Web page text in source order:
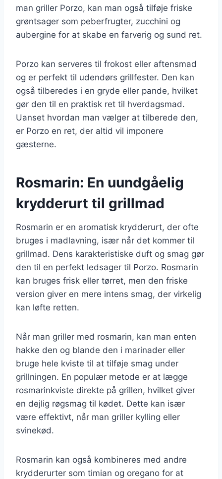
man griller Porzo, kan man også tilføje friske
grøntsager som peberfrugter, zucchini og
aubergine for at skabe en farverig og sund ret.
Porzo kan serveres til frokost eller aftensmad
og er perfekt til udendørs grillfester. Den kan
også tilberedes i en gryde eller pande, hvilket
gør den til en praktisk ret til hverdagsmad.
Uanset hvordan man vælger at tilberede den,
er Porzo en ret, der altid vil imponere
gæsterne.
Rosmarin: En uundgåelig
krydderurt til grillmad
Rosmarin er en aromatisk krydderurt, der ofte
bruges i madlavning, især når det kommer til
grillmad. Dens karakteristiske duft og smag gør
den til en perfekt ledsager til Porzo. Rosmarin
kan bruges frisk eller tørret, men den friske
version giver en mere intens smag, der virkelig
kan løfte retten.
Når man griller med rosmarin, kan man enten
hakke den og blande den i marinader eller
bruge hele kviste til at tilføje smag under
grillningen. En populær metode er at lægge
rosmarinkviste direkte på grillen, hvilket giver
en dejlig røgsmag til kødet. Dette kan især
være effektivt, når man griller kylling eller
svinekød.
Rosmarin kan også kombineres med andre
krydderurter som timian og oregano for at